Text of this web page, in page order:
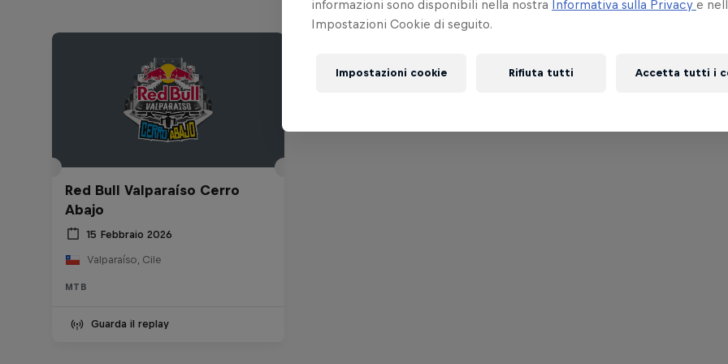
Red Bull Valparaíso Cerro
Abajo
15 Febbraio 2026
Valparaíso, Cile
MTB
Guarda il replay
informazioni sono disponibili nella nostra Informativa sulla Privacy e
Impostazioni Cookie di seguito.
Impostazioni cookie Rifiuta tutti Accetta tutti i